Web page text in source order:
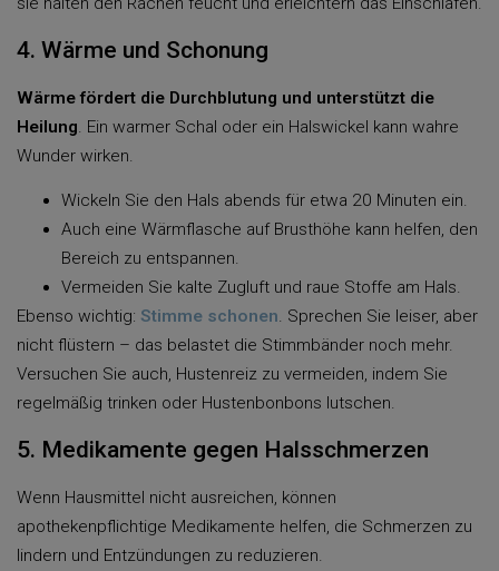
4. Wärme und Schonung
Wärme fördert die Durchblutung und unterstützt die
Heilung. Ein warmer Schal oder ein Halswickel kann wahre
Wunder wirken.
Wickeln Sie den Hals abends für etwa 20 Minuten ein.
Auch eine Wärmflasche auf Brusthöhe kann helfen, den
Bereich zu entspannen.
Vermeiden Sie kalte Zugluft und raue Stoffe am Hals.
Ebenso wichtig: Stimme schonen. Sprechen Sie leiser, aber
nicht flüstern – das belastet die Stimmbänder noch mehr.
Versuchen Sie auch, Hustenreiz zu vermeiden, indem Sie
regelmäßig trinken oder Hustenbonbons lutschen.
5. Medikamente gegen Halsschmerzen
Wenn Hausmittel nicht ausreichen, können
apothekenpflichtige Medikamente helfen, die Schmerzen zu
lindern und Entzündungen zu reduzieren.